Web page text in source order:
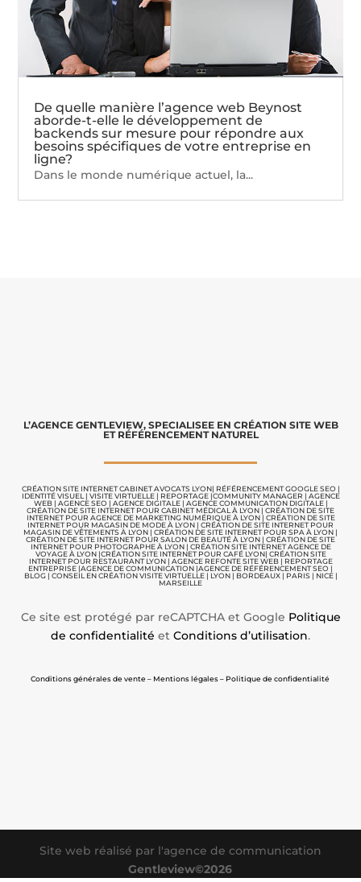
De quelle manière l’agence web Beynost
aborde-t-elle le développement de
backends sur mesure pour répondre aux
besoins spécifiques de votre entreprise en
ligne?
Dans le monde numérique actuel, la...
L’AGENCE GENTLEVIEW, SPECIALISEE EN CRÉATION SITE WEB
ET RÉFÉRENCEMENT NATUREL
CRÉATION SITE INTERNET CABINET AVOCATS LYON| RÉFÉRENCEMENT GOOGLE SEO |
IDENTITÉ VISUEL | VISITE VIRTUELLE| REPORTAGE |COMMUNITY MANAGER | AGENCE
WEB| AGENCE SEO | AGENCE DIGITALE| AGENCE COMMUNICATIONDIGITALE |
CRÉATION DE SITE INTERNET POUR CABINET MÉDICAL À LYON | CRÉATION DE SITE
INTERNET POUR AGENCE DE MARKETING NUMÉRIQUE À LYON| CRÉATION DE SITE
INTERNET POUR MAGASIN DE MODE À LYON | CRÉATION DE SITE INTERNET POUR
MAGASIN DE VÊTEMENTS À LYON | CRÉATION DE SITE INTERNET POUR SPA À LYON |
CRÉATION DE SITE INTERNET POUR SALON DE BEAUTÉ À LYON | CRÉATION DE SITE
INTERNET POUR PHOTOGRAPHE À LYON| CRÉATION SITE INTERNET AGENCE DE
VOYAGE À LYON|CRÉATION SITE INTERNET POUR CAFÉ LYON| CRÉATION SITE
INTERNET POUR RESTAURANT LYON| AGENCE REFONTE SITE WEB| REPORTAGE
ENTREPRISE |AGENCE DE COMMUNICATION |AGENCE DE RÉFÉRENCEMENT SEO |
BLOG| CONSEIL EN CRÉATION VISITE VIRTUELLE| LYON | BORDEAUX | PARIS | NICE |
MARSEILLE
Ce site est protégé par reCAPTCHA et Google Politique
de confidentialité et Conditions d’utilisation.
Conditions générales de vente – Mentions légales – Politique de confidentialité
Site web réalisé par l'agence de communication
Gentleview©2026